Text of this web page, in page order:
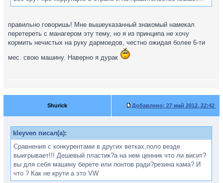
правильно говоришь! Мне вышеуказанный знакомый намекал
перетереть с манагером эту тему, но я из принципа не хочу
кормить нечистых на руку дармоедов, честно ожидая более 6-ти
мес. свою машину. Наверно я дурак
Shurick Добавлено: 27 май 2012, 22:42
kleyven писал(а):
Сравнения с конкурентами в других ветках,поло везде
выигрывает!!! Дешевый пластик?а на нем ценник что ли висит?
вы для себя машину берете или понтов ради?резина кама? И
что ? Как не крути а это VW